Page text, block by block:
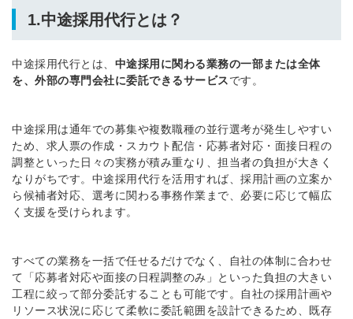
1.中途採用代行とは？
中途採用代行とは、 中途採用に関わる業務の一部または全体
を、外部の専門会社に委託できるサービスです。
中途採用は通年での募集や複数職種の並行選考が発生しやすい
ため、求人票の作成・スカウト配信・応募者対応・面接日程の
調整といった日々の実務が積み重なり、担当者の負担が大きく
なりがちです。中途採用代行を活用すれば、採用計画の立案か
ら候補者対応、選考に関わる事務作業まで、必要に応じて幅広
く支援を受けられます。
すべての業務を一括で任せるだけでなく、自社の体制に合わせ
て「応募者対応や面接の日程調整のみ」といった負担の大きい
工程に絞って部分委託することも可能です。自社の採用計画や
リソース状況に応じて柔軟に委託範囲を設計できるため、既存